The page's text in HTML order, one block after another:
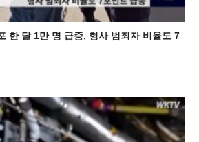
한 달 1만 명 급증, 형사 범죄자 비율도 7